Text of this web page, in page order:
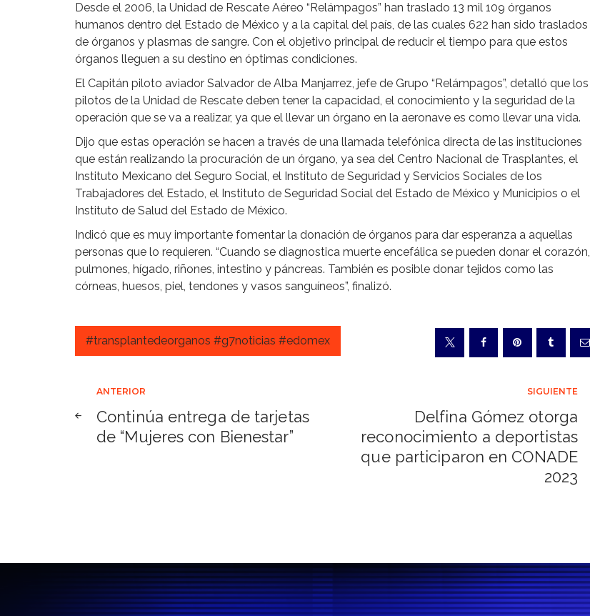
Desde el 2006, la Unidad de Rescate Aéreo “Relámpagos” han traslado 13 mil 109 órganos
humanos dentro del Estado de México y a la capital del país, de las cuales 622 han sido traslados
de órganos y plasmas de sangre. Con el objetivo principal de reducir el tiempo para que estos
órganos lleguen a su destino en óptimas condiciones.
El Capitán piloto aviador Salvador de Alba Manjarrez, jefe de Grupo “Relámpagos”, detalló que los
pilotos de la Unidad de Rescate deben tener la capacidad, el conocimiento y la seguridad de la
operación que se va a realizar, ya que el llevar un órgano en la aeronave es como llevar una vida.
Dijo que estas operación se hacen a través de una llamada telefónica directa de las instituciones
que están realizando la procuración de un órgano, ya sea del Centro Nacional de Trasplantes, el
Instituto Mexicano del Seguro Social, el Instituto de Seguridad y Servicios Sociales de los
Trabajadores del Estado, el Instituto de Seguridad Social del Estado de México y Municipios o el
Instituto de Salud del Estado de México.
Indicó que es muy importante fomentar la donación de órganos para dar esperanza a aquellas
personas que lo requieren. “Cuando se diagnostica muerte encefálica se pueden donar el corazón,
pulmones, hígado, riñones, intestino y páncreas. También es posible donar tejidos como las
córneas, huesos, piel, tendones y vasos sanguíneos”, finalizó.
#transplantedeorganos #g7noticias #edomex
Navegación
de
ANTERIOR
Continúa entrega de tarjetas
de “Mujeres con Bienestar”
SIGUIENTE
Delfina Gómez otorga
reconocimiento a deportistas
que participaron en CONADE
2023